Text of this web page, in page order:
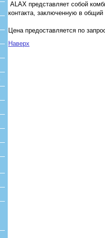
ALAX представляет собой
контакта, заключенную в
Цена предоставляется по
Наверх